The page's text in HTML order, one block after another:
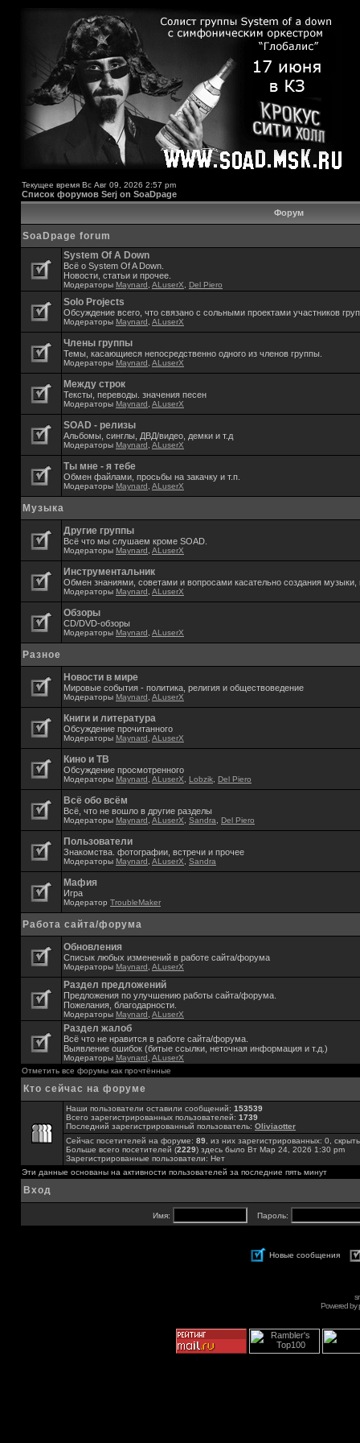
Текущее время Вс Авг 09, 2026 2:57 pm
Список форумов Serj on SoaDpage
Форум
SoaDpage forum
System Of A Down
Всё о System Of A Down.
Новости, статьи и прочее.
Модераторы Maynard ALuserX Del Piero
Solo Projects
Обсуждение всего, что связано с сольными проектами участников
Модераторы Maynard ALuserX
Члены группы
Темы, касающиеся непосредственно одного из членов группы.
Модераторы Maynard ALuserX
Между строк
Тексты, переводы. значения песен
Модераторы Maynard ALuserX
SOAD - релизы
Альбомы, синглы, ДВД/видео, демки и т.д
Модераторы Maynard ALuserX
Ты мне - я тебе
Обмен файлами, просьбы на закачку и т.п.
Модераторы Maynard ALuserX
Музыка
Другие группы
Всё что мы слушаем кроме SOAD.
Модераторы Maynard ALuserX
Инструментальник
Обмен знаниями, советами и вопросами касательно создания музыки,
Модераторы Maynard ALuserX
Обзоры
CD/DVD-обзоры
Модераторы Maynard ALuserX
Разное
Новости в мире
Мировые события - политика, религия и обществоведение
Модераторы Maynard ALuserX
Книги и литература
Обсуждение прочитанного
Модераторы Maynard ALuserX
Кино и ТВ
Обсуждение просмотренного
Модераторы Maynard ALuserX Lobzik Del Piero
Всё обо всём
Всё, что не вошло в другие разделы
Модераторы Maynard ALuserX Sandra Del Piero
Пользователи
Знакомства. фотографии, встречи и прочее
Модераторы Maynard ALuserX Sandra
Мафия
Игра
Модератор TroubleMaker
Работа сайта/форума
Обновления
Списык любых изменений в работе сайта/форума
Модераторы Maynard ALuserX
Раздел предложений
Предложения по улучшению работы сайта/форума.
Пожелания, благодарности.
Модераторы Maynard ALuserX
Раздел жалоб
Всё что не нравится в работе сайта/форума.
Выявление ошибок (битые ссылки, неточная информация и т.д.)
Модераторы Maynard ALuserX
Отметить все форумы как прочтённые
Кто сейчас на форуме
Наши пользователи оставили сообщений: 153539
Всего зарегистрированных пользователей: 1739
Последний зарегистрированный пользователь: Oliviaotter
Сейчас посетителей на форуме: 89 , из них зарегистрированных: 0,
Больше всего посетителей (2229) здесь было Вт Мар 24, 2026 1:30 pm
Зарегистрированные пользователи: Нет
Эти данные основаны на активности пользователей за последние пять минут
Вход
Имя: Пароль:
Новые сообщения
Powered by